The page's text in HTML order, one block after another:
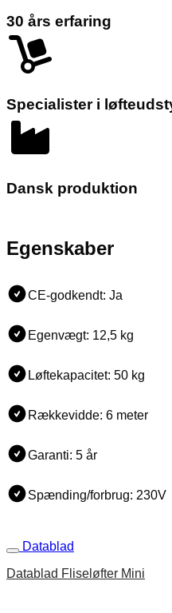
30 års erfaring
Specialister i
Dansk produktion
Egenskaber
CE-godkendt: Ja
Egenvægt: 12,5 kg
Løftekapacitet: 50 kg
Rækkevidde: 6 meter
Garanti: 5 år
Spænding/forbrug: 230V
Datablad
Datablad Fliseløfter Mini